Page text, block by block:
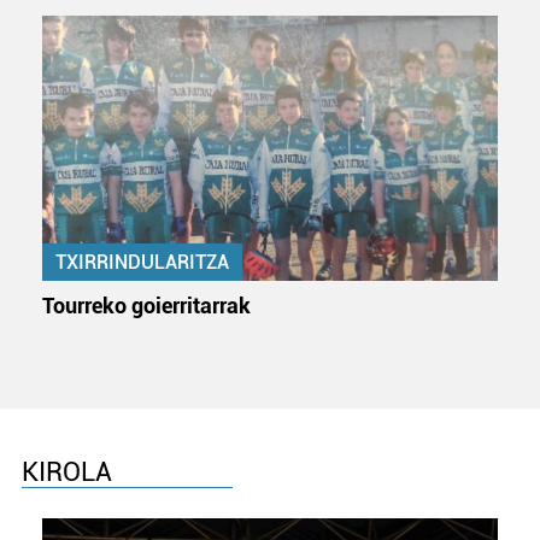
TXIRRINDULARITZA
Tourreko goierritarrak
KIROLA